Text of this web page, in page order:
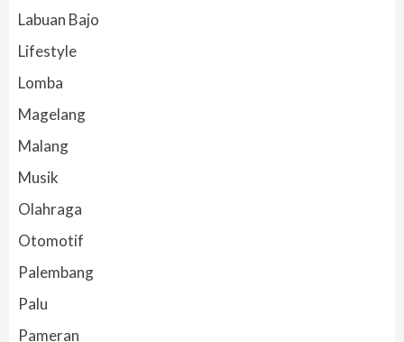
Labuan Bajo
Lifestyle
Lomba
Magelang
Malang
Musik
Olahraga
Otomotif
Palembang
Palu
Pameran